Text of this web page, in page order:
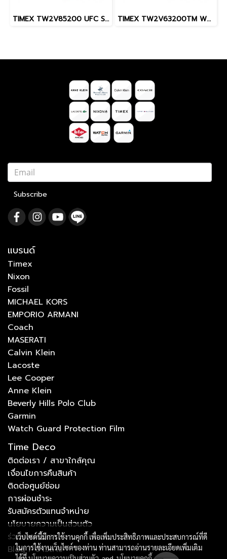
TIMEX TW2V85200 UFC Street Shock XL Fight Week นาฬิกาข้อมือผู้ชาย สายซิลิโคน สีดำ หน้าปัด 45 มม. TIMEX TW2V63200TM W22 PEANUTS MARLIN SNOOPY
Subscribe
แบรนด์
Timex
Nixon
Fossil
MICHAEL KORS
EMPORIO ARMANI
Coach
MASERATI
Calvin Klein
Lacoste
Lee Cooper
Anne Klein
Beverly Hills Polo Club
Garmin
Watch Guard Protection Film
Time Deco
ติดต่อเรา / สาขาใกล้คุณ
เงื่อนไขการคืนสินค้า
ติดต่อศูนย์ซ่อม
การผ่อนชำระ
รับสมัครตัวแทนจำหน่าย
นโยบายความเป็นส่วนตัว
ร่วมงานกับเรา
Blog / ข่าวสาร
เว็บไซต์นี้มีการใช้งานคุกกี้ เพื่อเพิ่มประสิทธิภาพและประสบการณ์ที่ดี
ในการใช้งานเว็บไซต์ของท่าน ท่านสามารถอ่านรายละเอียดเพิ่มเติม